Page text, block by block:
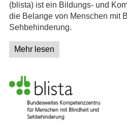
(blista) ist ein Bildungs- und
die Belange von Menschen mit
Sehbehinderung.
Mehr lesen